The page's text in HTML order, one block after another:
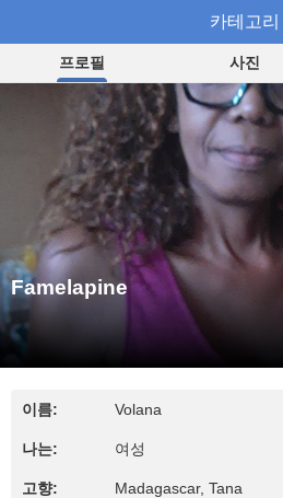
Famelapine
프로필 사진
Famelapine
이름: Volana
나는: 여성
고향: Madagascar, Tana
카테고리